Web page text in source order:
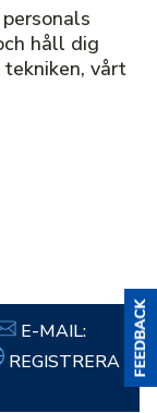
håll dig
vårt
E-MAIL:
REGISTRERA